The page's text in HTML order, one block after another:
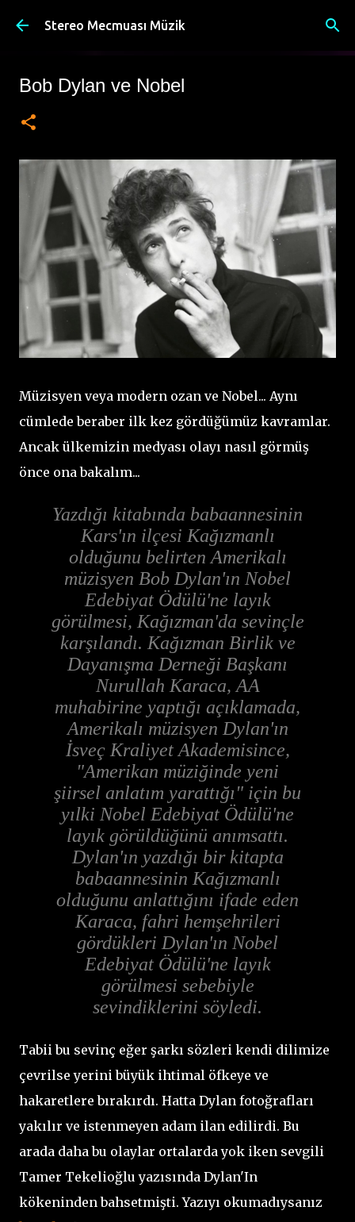
Ana içeriğe atla
Stereo Mecmuası Müzik
Bob Dylan ve Nobel
Müzisyen veya modern ozan ve Nobel... Aynı
cümlede beraber ilk kez gördüğümüz kavramlar.
Ancak ülkemizin medyası olayı nasıl görmüş
önce ona bakalım...
Yazdığı kitabında babaannesinin
Kars'ın ilçesi Kağızmanlı
olduğunu belirten Amerikalı
müzisyen Bob Dylan'ın Nobel
Edebiyat Ödülü'ne layık
görülmesi, Kağızman'da sevinçle
karşılandı. Kağızman Birlik ve
Dayanışma Derneği Başkanı
Nurullah Karaca, AA
muhabirine yaptığı açıklamada,
Amerikalı müzisyen Dylan'ın
İsveç Kraliyet Akademisince,
"Amerikan müziğinde yeni
şiirsel anlatım yarattığı" için bu
yılki Nobel Edebiyat Ödülü'ne
layık görüldüğünü anımsattı.
Dylan'ın yazdığı bir kitapta
babaannesinin Kağızmanlı
olduğunu anlattığını ifade eden
Karaca, fahri hemşehrileri
gördükleri Dylan'ın Nobel
Edebiyat Ödülü'ne layık
görülmesi sebebiyle
sevindiklerini söyledi.
Tabii bu sevinç eğer şarkı sözleri kendi dilimize
çevrilse yerini büyük ihtimal öfkeye ve
hakaretlere bırakırdı. Hatta Dylan fotoğrafları
yakılır ve istenmeyen adam ilan edilirdi. Bu
arada daha bu olaylar ortalarda yok iken sevgili
Tamer Tekelioğlu yazısında Dylan'In
kökeninden bahsetmişti. Yazıyı okumadıysanız